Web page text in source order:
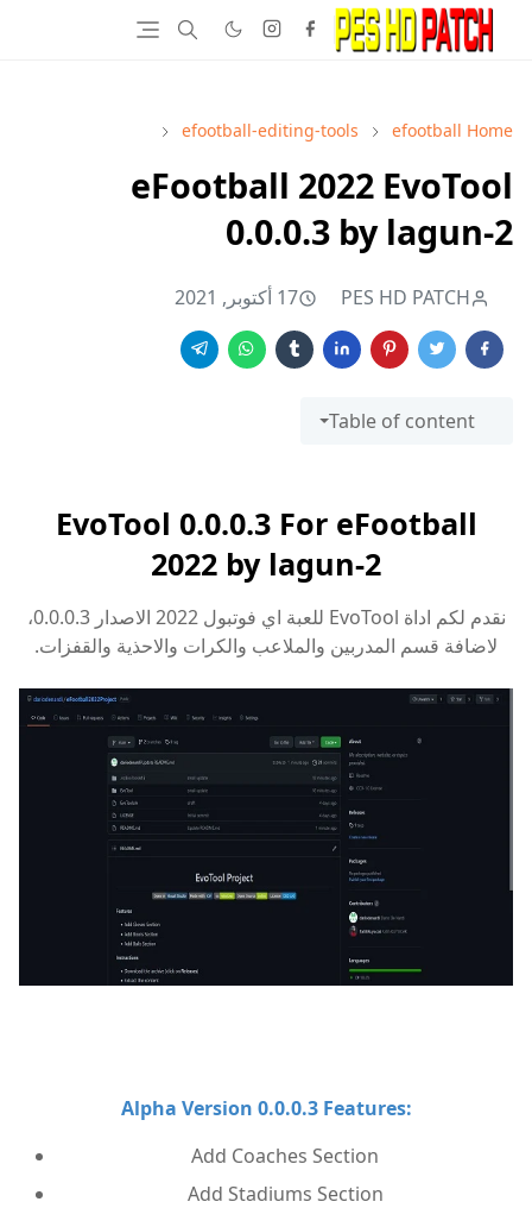
Home
efootball
efootball-editing-tools
eFootball 2022 EvoTool
0.0.0.3 by lagun-2
PES HD PATCH 17 أكتوبر, 2021
Table of content
EvoTool 0.0.0.3 For eFootball
2022 by lagun-2
نقدم لكم اداة EvoTool للعبة اي فوتبول 2022 الاصدار 0.0.0.3،
لاضافة قسم المدربين والملاعب والكرات والاحذية والقفزات.
Alpha Version 0.0.0.3 Features:
Add Coaches Section
Add Stadiums Section